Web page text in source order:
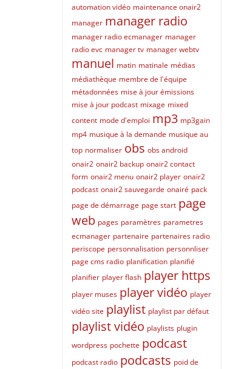
automation vidéo maintenance onair2
manager manager radio
manager radio ecmanager manager
radio evc manager tv manager webtv
manuel matin matinale médias
médiathèque membre de l'équipe
métadonnées mise à jour émissions
mise à jour podcast mixage mixed
content mode d'emploi mp3 mp3gain
mp4 musique à la demande musique au
top normaliser obs obs android
onair2 onair2 backup onair2 contact
form onair2 menu onair2 player onair2
podcast onair2 sauvegarde onairé pack
page de démarrage page start page
web pages paramètres parametres
ecmanager partenaire partenaires radio
periscope personnalisation personnliser
page cms radio planification planifié
planifier player flash player https
player muses player vidéo player
vidéo site playlist playlist par défaut
playlist vidéo playlists plugin
wordpress pochette podcast
podcast radio podcasts poid de